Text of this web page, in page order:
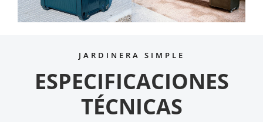
JARDINERA SIMPLE
ESPECIFICACIONES
TÉCNICAS